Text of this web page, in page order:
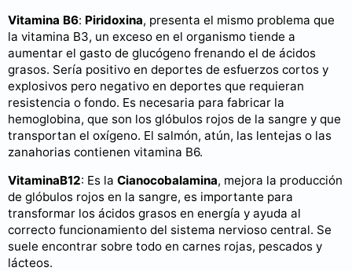
Vitamina B6: Piridoxina, presenta el mismo problema que
la vitamina B3, un exceso en el organismo tiende a
aumentar el gasto de glucógeno frenando el de ácidos
grasos. Sería positivo en deportes de esfuerzos cortos y
explosivos pero negativo en deportes que requieran
resistencia o fondo. Es necesaria para fabricar la
hemoglobina, que son los glóbulos rojos de la sangre y que
transportan el oxígeno. El salmón, atún, las lentejas o las
zanahorias contienen vitamina B6.
VitaminaB12: Es la Cianocobalamina, mejora la producción
de glóbulos rojos en la sangre, es importante para
transformar los ácidos grasos en energía y ayuda al
correcto funcionamiento del sistema nervioso central. Se
suele encontrar sobre todo en carnes rojas, pescados y
lácteos.